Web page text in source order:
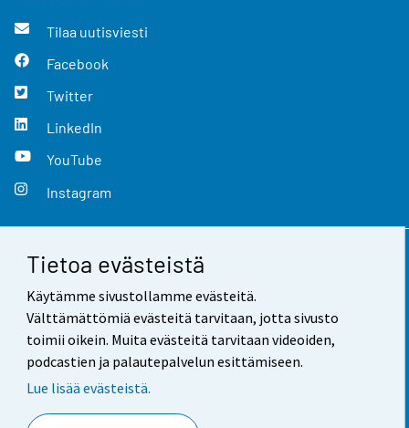
Tietoa evästeistä
Käytämme sivustollamme evästeitä.
Välttämättömiä evästeitä tarvitaan, jotta sivusto
toimii oikein. Muita evästeitä tarvitaan videoiden,
podcastien ja palautepalvelun esittämiseen.
Lue lisää evästeistä.
Tilaa uutisviesti
Facebook
Twitter
LinkedIn
YouTube
Instagram
Yhteystiedot
Palaute
Käyttöehdot
Saavutettavuus